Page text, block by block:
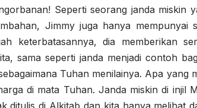
Seperti seorang janda miskin
Jimmy juga hanya mempunyai
keterbatasannya, dia memberikan
sama seperti janda menjadi contoh
Tuhan menilainya. Apa yang
di mata Tuhan. Janda miskin di injil
ditulis di Alkitab dan kita hanya melihat